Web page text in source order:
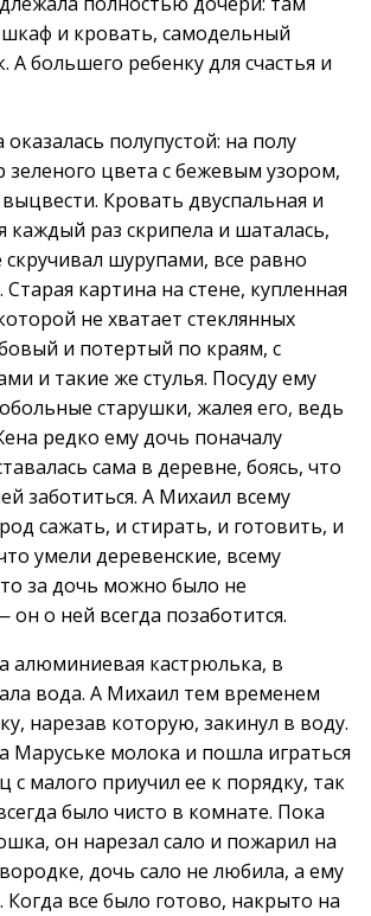
и кровать, самодельный
А большего ребенку для счастья и
полупустой: на полу
цвета с бежевым узором,
Кровать двуспальная и
каждый раз скрипела и шаталась,
скручивал шурупами, все равно
Старая картина на стене, купленная
не хватает стеклянных
и потертый по краям, с
и такие же стулья. Посуду ему
старушки, жалея его, ведь
редко ему дочь поначалу
сама в деревне, боясь, что
заботиться. А Михаил всему
сажать, и стирать, и готовить, и
умели деревенские, всему
за дочь можно было не
он о ней всегда позаботится.
алюминиевая кастрюлька, в
вода. А Михаил тем временем
нарезав которую, закинул в воду.
Маруське молока и пошла играться
с малого приучил ее к порядку, так
было чисто в комнате. Пока
он нарезал сало и пожарил на
дочь сало не любила, а ему
Когда все было готово, накрыто на